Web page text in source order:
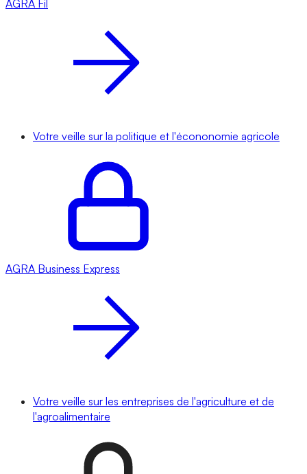
AGRA Fil
Votre veille sur la politique et l'écononomie agricole
AGRA Business Express
Votre veille sur les entreprises de l'agriculture et de
l'agroalimentaire